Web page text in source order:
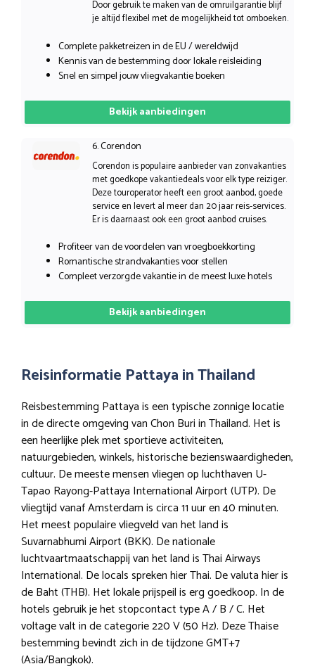
Door gebruik te maken van de omruilgarantie blijf
je altijd flexibel met de mogelijkheid tot omboeken.
Complete pakketreizen in de EU / wereldwijd
Kennis van de bestemming door lokale reisleiding
Snel en simpel jouw vliegvakantie boeken
Bekijk aanbiedingen
6. Corendon
Corendon is populaire aanbieder van zonvakanties
met goedkope vakantiedeals voor elk type reiziger.
Deze touroperator heeft een groot aanbod, goede
service en levert al meer dan 20 jaar reis-services.
Er is daarnaast ook een groot aanbod cruises.
Profiteer van de voordelen van vroegboekkorting
Romantische strandvakanties voor stellen
Compleet verzorgde vakantie in de meest luxe hotels
Bekijk aanbiedingen
Reisinformatie Pattaya in Thailand
Reisbestemming Pattaya is een typische zonnige locatie
in de directe omgeving van Chon Buri in Thailand. Het is
een heerlijke plek met sportieve activiteiten,
natuurgebieden, winkels, historische bezienswaardigheden,
cultuur. De meeste mensen vliegen op luchthaven U-
Tapao Rayong-Pattaya International Airport (UTP). De
vliegtijd vanaf Amsterdam is circa 11 uur en 40 minuten.
Het meest populaire vliegveld van het land is
Suvarnabhumi Airport (BKK). De nationale
luchtvaartmaatschappij van het land is Thai Airways
International. De locals spreken hier Thai. De valuta hier is
de Baht (THB). Het lokale prijspeil is erg goedkoop. In de
hotels gebruik je het stopcontact type A / B / C. Het
voltage valt in de categorie 220 V (50 Hz). Deze Thaise
bestemming bevindt zich in de tijdzone GMT+7
(Asia/Bangkok).